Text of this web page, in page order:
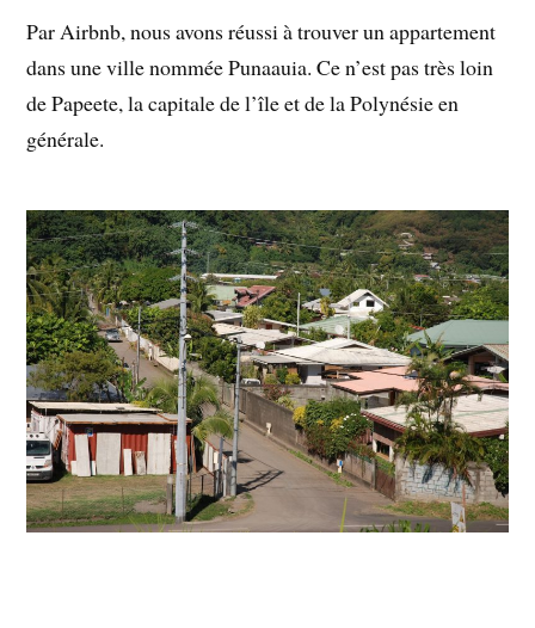
Par Airbnb, nous avons réussi à trouver un appartement
dans une ville nommée Punaauia. Ce n’est pas très loin
de Papeete, la capitale de l’île et de la Polynésie en
générale.